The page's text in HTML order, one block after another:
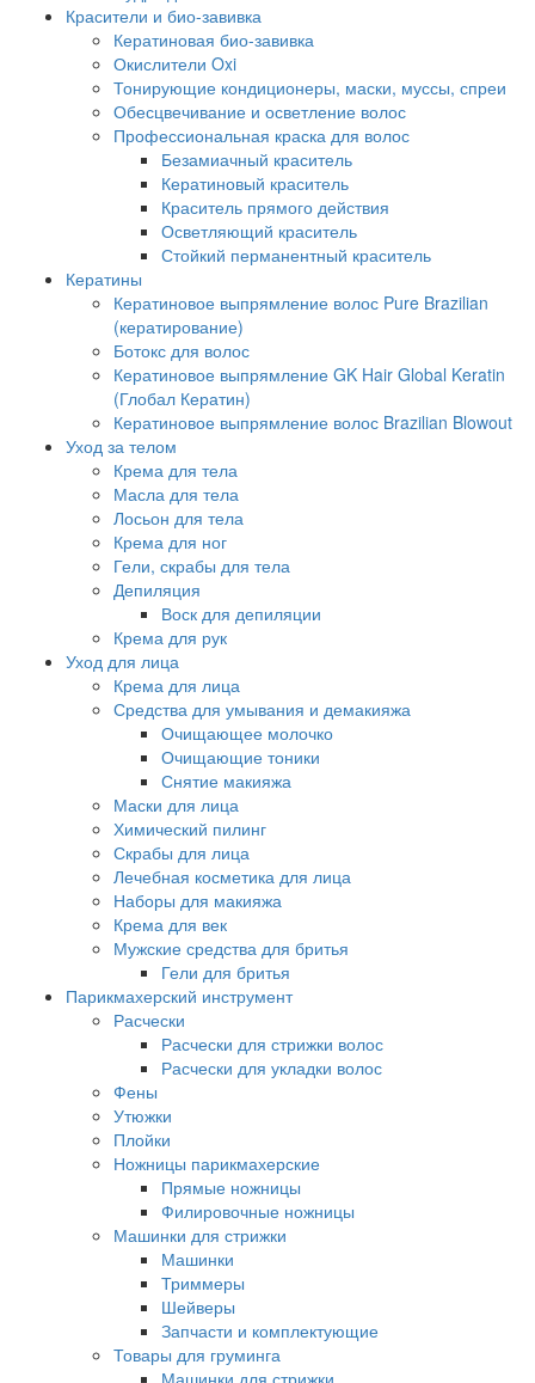
Красители и био-завивка
Кератиновая био-завивка
Окислители Oxi
Тонирующие кондиционеры, маски, муссы, спреи
Обесцвечивание и осветление волос
Профессиональная краска для волос
Безамиачный краситель
Кератиновый краситель
Краситель прямого действия
Осветляющий краситель
Стойкий перманентный краситель
Кератины
Кератиновое выпрямление волос Pure Brazilian
(кератирование)
Ботокс для волос
Кератиновое выпрямление GK Hair Global Keratin
(Глобал Кератин)
Кератиновое выпрямление волос Brazilian Blowout
Уход за телом
Крема для тела
Масла для тела
Лосьон для тела
Крема для ног
Гели, скрабы для тела
Депиляция
Воск для депиляции
Крема для рук
Уход для лица
Крема для лица
Средства для умывания и демакияжа
Очищающее молочко
Очищающие тоники
Снятие макияжа
Маски для лица
Химический пилинг
Скрабы для лица
Лечебная косметика для лица
Наборы для макияжа
Крема для век
Мужские средства для бритья
Гели для бритья
Парикмахерский инструмент
Расчески
Расчески для стрижки волос
Расчески для укладки волос
Фены
Утюжки
Плойки
Ножницы парикмахерские
Прямые ножницы
Филировочные ножницы
Машинки для стрижки
Машинки
Триммеры
Шейверы
Запчасти и комплектующие
Товары для груминга
Машинки для стрижки